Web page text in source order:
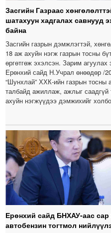
Засгийн Газраас
шатахуун хадгалах савнууд
байна
Засгийн газрын дэмжлэгтэй,
18 аж ахуйн нэгж газрын тосны
өргөтгөж эхэлсэн. Зарим
Ерөнхий сайд Н.Учрал өнөөдөр /
“Шунхлай” ХХК-ийн газрын тосны
талбайд ажиллаж, ажлыг
ахуйн нэгжүүдээ дэмжихийг
Ерөнхий сайд БНХАУ-аас
автобензин тогтмол